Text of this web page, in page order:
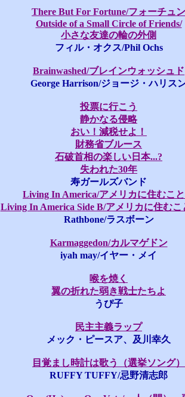
There But For Fortune/フォーチュン
Outside of a Small Circle of Friends/
小さな友達の輪の外側
フィル・オクス/Phil Ochs
Brainwashed/ブレインウォッシュド
George Harrison/ジョージ・ハリス
投票に行こう
静かなる侵略
おい！減税せよ！
財務省ブルース
石破首相の楽しい日本...?
失われた30年
寿ガールズバンド
Living In America/アメリカに住むこ
Living In America Side B/アメリカに住むこ
Rathbone/ラスボーン
Karmaggedon/カルマゲドン
iyah may/イヤー・メイ
喉を焼く
翼の折れた弱き戦士たちよ
うぴ子
民主主義ラップ
メック・ピースア、及川幸久
目覚まし時計は歌う（選挙ソング）
RUFFY TUFFY/忌野清志郎